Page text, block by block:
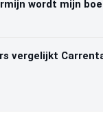
wordt mijn
vergelijkt